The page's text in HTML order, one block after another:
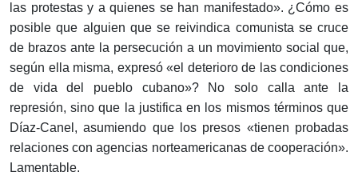
las protestas y a quienes se han manifestado». ¿Cómo es
posible que alguien que se reivindica comunista se cruce
de brazos ante la persecución a un movimiento social que,
según ella misma, expresó «el deterioro de las condiciones
de vida del pueblo cubano»? No solo calla ante la
represión, sino que la justifica en los mismos términos que
Díaz-Canel, asumiendo que los presos «tienen probadas
relaciones con agencias norteamericanas de cooperación».
Lamentable.